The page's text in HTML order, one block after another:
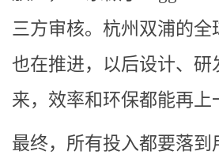
三方审核。杭州双浦的
也在推进，以后设计、
来，效率和环保都能再上
最终，所有投入都要落